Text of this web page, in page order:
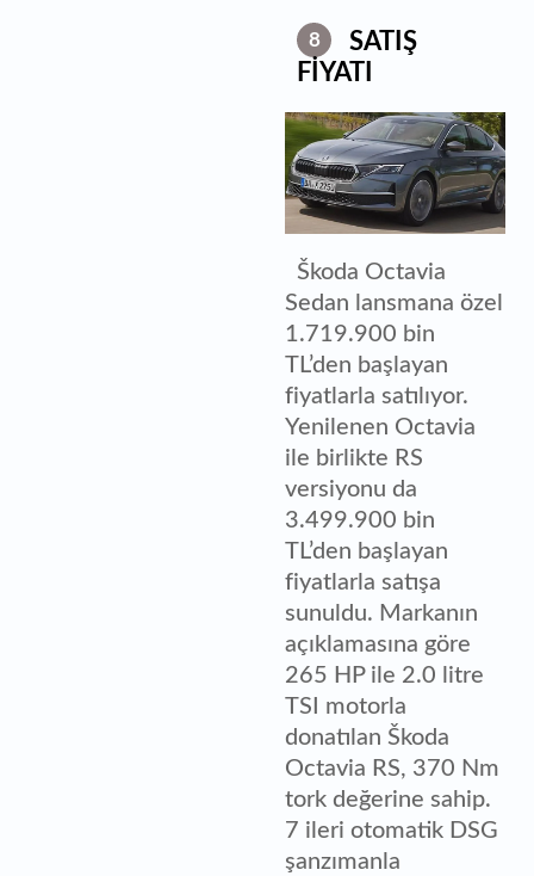
8
SATIŞ
FİYATI
Škoda Octavia
Sedan lansmana özel
1.719.900 bin
TL’den başlayan
fiyatlarla satılıyor.
Yenilenen Octavia
ile birlikte RS
versiyonu da
3.499.900 bin
TL’den başlayan
fiyatlarla satışa
sunuldu. Markanın
açıklamasına göre
265 HP ile 2.0 litre
TSI motorla
donatılan Škoda
Octavia RS, 370 Nm
tork değerine sahip.
7 ileri otomatik DSG
şanzımanla